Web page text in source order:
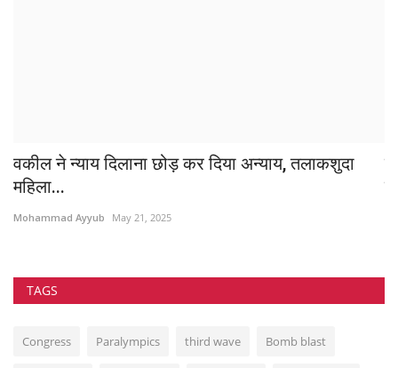
वकील ने न्याय दिलाना छोड़ कर दिया अन्याय, तलाकशुदा
महिला...
Mohammad Ayyub May 21, 2025
TAGS
Congress Paralympics third wave Bomb blast